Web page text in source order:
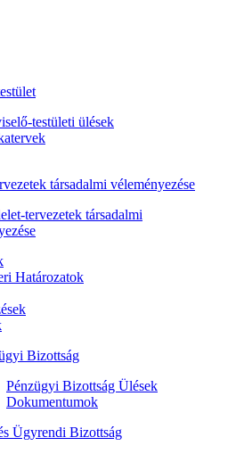
testületi ülések
társadalmi véleményezése
tervezetek társadalmi
Határozatok
Bizottság
Pénzügyi Bizottság Ülések
Dokumentumok
Ügyrendi Bizottság